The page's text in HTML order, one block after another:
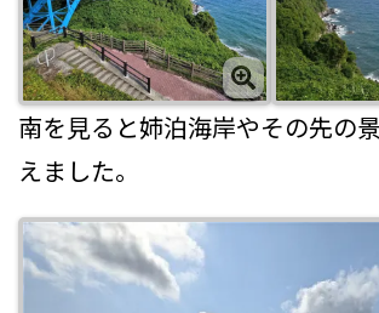
南を見ると姉泊海岸やその先の
えました。